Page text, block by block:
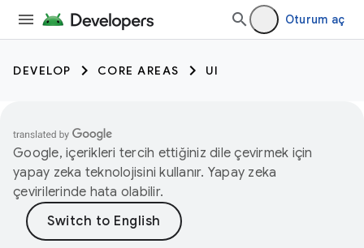
Oturum aç
DEVELOP CORE AREAS UI
Google, içerikleri tercih ettiğiniz dile çevirmek için
yapay zeka teknolojisini kullanır. Yapay zeka
çevirilerinde hata olabilir.